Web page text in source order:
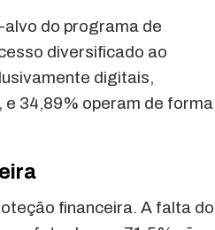
do programa de
diversificado ao
digitais,
34,89% operam de forma
financeira. A falta do